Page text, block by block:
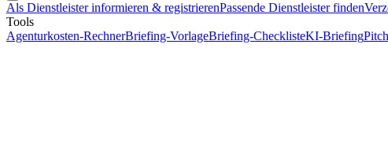
Als Dienstleister informieren & registrierenPassende Dienstleister finden
Tools
Agenturkosten-RechnerBriefing-VorlageBriefing-ChecklisteKI-Briefing